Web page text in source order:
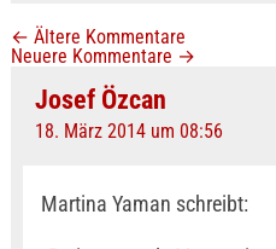
← Ältere Kommentare
Neuere Kommentare →
Josef Özcan
18. März 2014 um 08:56
Martina Yaman schreibt: